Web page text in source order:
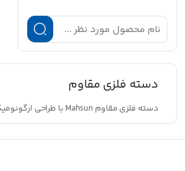
دسته فلزی مقاوم
دسته فلزی مقاوم Mahsun با طراحی ارگونومیک، امکان استفاده طولانی و کنترل آسان را فراهم می‌کند؛ مناسب تی و زمین شوی ۵۰ سانت.